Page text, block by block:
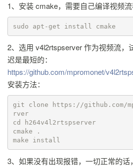
1、安装 cmake，需要自己编译视频流
sudo apt-get install cmake
2、选用 v4l2rtspserver 作为视频流，
迟是最短的：
https://github.com/mpromonet/
安装方法：
git clone https://github.com/
rver
cd h264v4l2rtspserver
cmake .
make install
3、如果没有出现报错，一切正常的